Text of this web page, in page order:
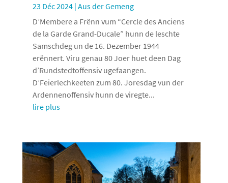
23 Déc 2024| Aus der Gemeng
D’Membere a Frënn vum “Cercle des Anciens
de la Garde Grand-Ducale” hunn de leschte
Samschdeg un de 16. Dezember 1944
erënnert. Viru genau 80 Joer huet deen Dag
d’Rundstedtoffensiv ugefaangen.
D’Feierlechkeeten zum 80. Joresdag vun der
Ardennenoffensiv hunn de viregte...
lire plus